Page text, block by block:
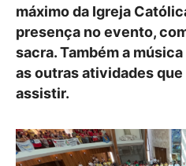
máximo da Igreja
presença no evento,
sacra. Também a
as outras atividades
assistir.